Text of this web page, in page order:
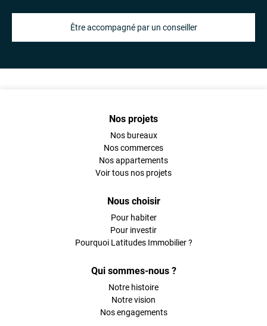
Être accompagné par un conseiller
Nos projets
Nos bureaux
Nos commerces
Nos appartements
Voir tous nos projets
Nous choisir
Pour habiter
Pour investir
Pourquoi Latitudes Immobilier ?
Qui sommes-nous ?
Notre histoire
Notre vision
Nos engagements